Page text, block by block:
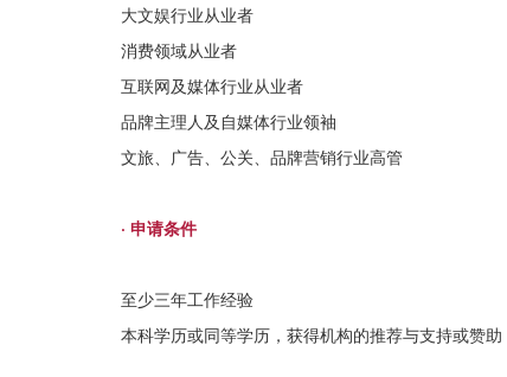
大文娱行业从业者
消费领域从业者
互联网及媒体行业从业者
品牌主理人及自媒体行业领袖
文旅、广告、公关、品牌营销行业高管
· 申请条件
至少三年工作经验
本科学历或同等学历，获得机构的推荐与支持或赞助